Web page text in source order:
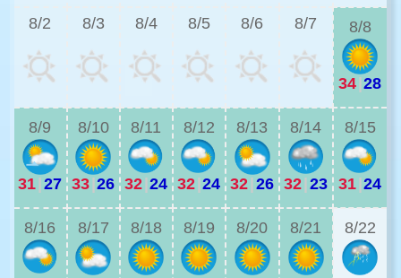
8/2 8/3 8/4 8/5 8/6 8/7 8/8
34|28
8/9
31|27
8/10
33|26
8/11
32|24
8/12
32|24
8/13
32|26
8/14
32|23
8/15
31|24
8/16 8/17 8/18 8/19 8/20 8/21 8/22